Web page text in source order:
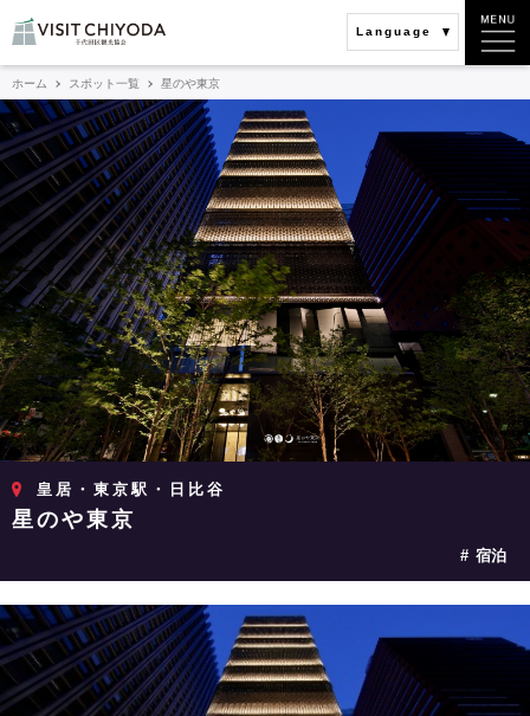
Language
ホーム スポット一覧 星のや東京
皇居・東京駅・日比谷
星のや東京
宿泊